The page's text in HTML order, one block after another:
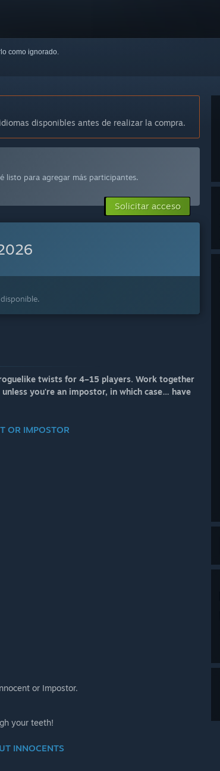
como ignorado.
disponibles antes de realizar la compra.
listo para agregar más participantes.
Solicitar acceso
twists for 4–15 players. Work together
you're an impostor, in which case… have
OR IMPOSTOR
or Impostor.
your teeth!
INNOCENTS